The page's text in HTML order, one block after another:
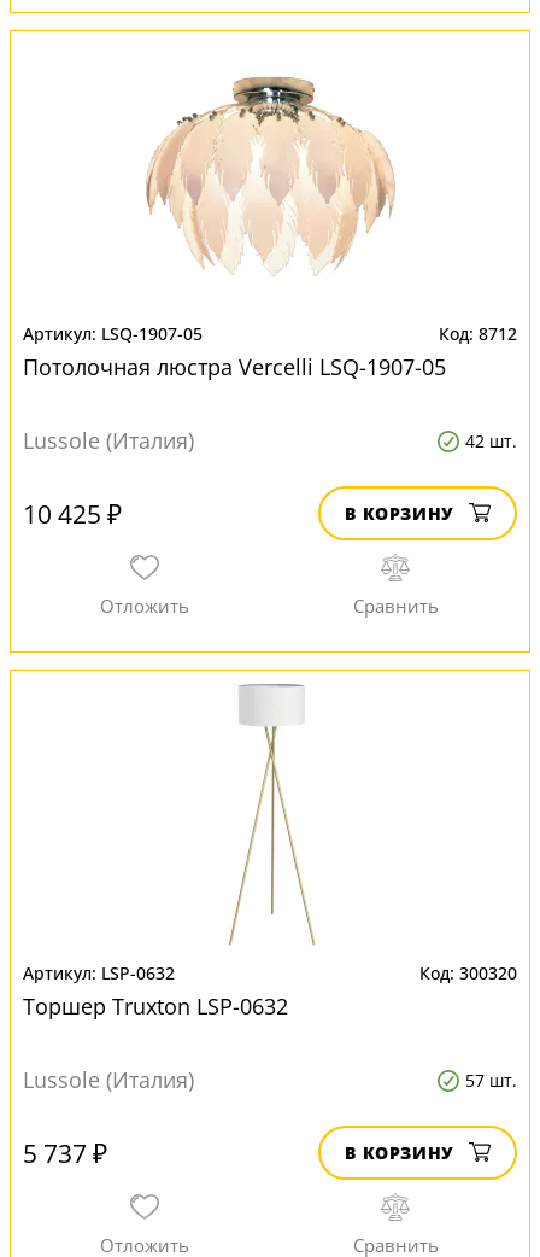
LSQ-1907-05 8712
Потолочная люстра Vercelli LSQ-1907-05
Lussole (Италия) 42 шт.
10 425 ₽ В КОРЗИНУ
LSP-0632 300320
Торшер Truxton LSP-0632
Lussole (Италия) 57 шт.
5 737 ₽ В КОРЗИНУ